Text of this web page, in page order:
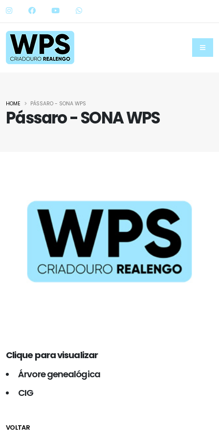
Pássaro - SONA WPS
HOME PÁSSARO - SONA WPS
Clique para visualizar
Árvore genealógica
CIG
VOLTAR